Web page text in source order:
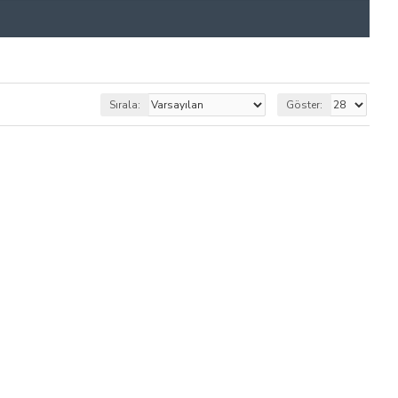
Sırala: Göster: